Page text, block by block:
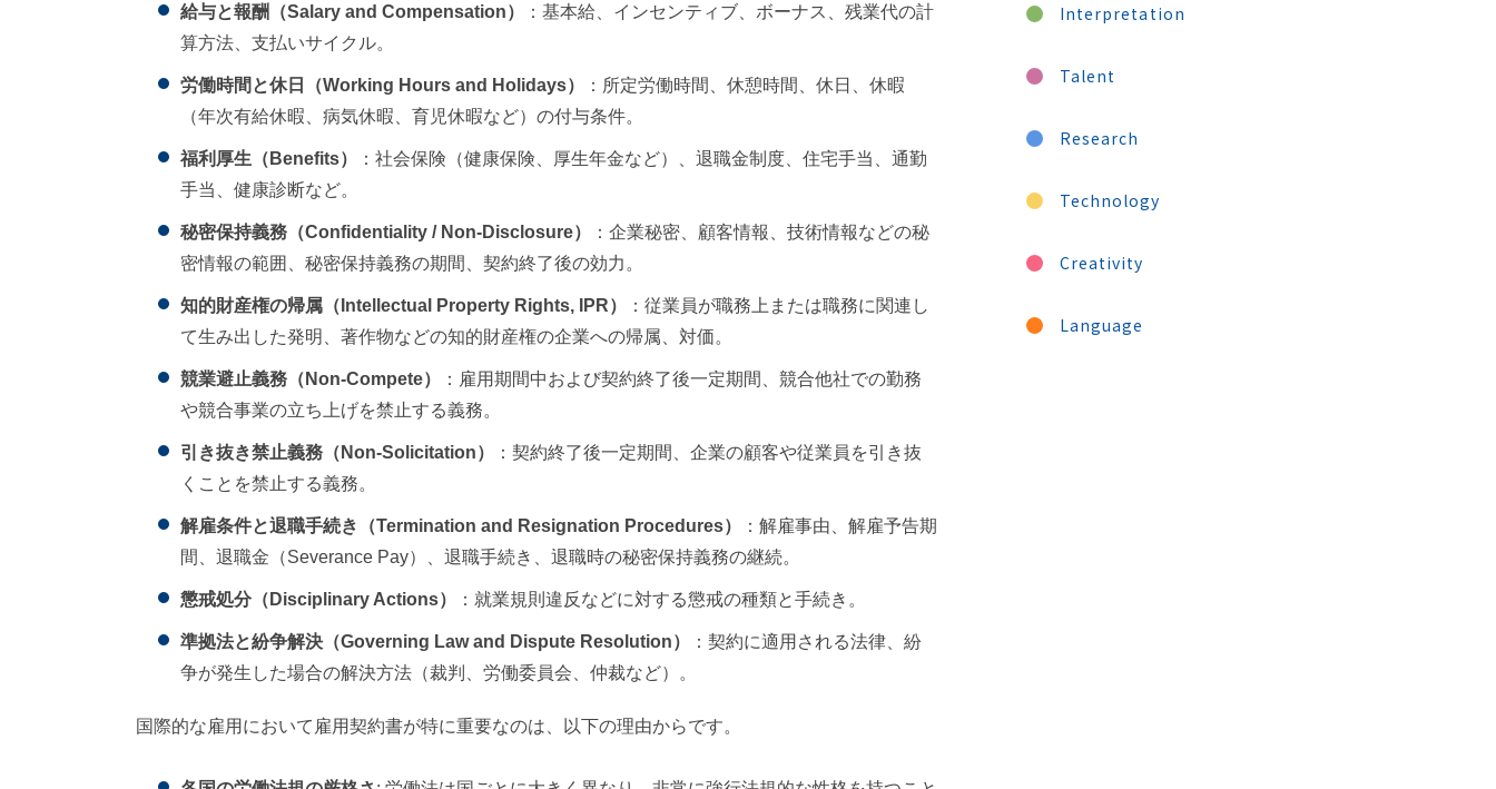
給与と報酬（Salary and Compensation）
：基本給、インセンティブ、ボーナス、残業代の計
算方法、支払いサイクル。
労働時間と休日（Working Hours and Holidays）
：所定労働時間、休憩時間、休日、休暇
（年次有給休暇、病気休暇、育児休暇など）の付与条件。
福利厚生（Benefits）
：社会保険（健康保険、厚生年金など）、退職金制度、住宅手当、通勤
手当、健康診断など。
秘密保持義務（Confidentiality / Non-Disclosure）
：企業秘密、顧客情報、技術情報などの秘
密情報の範囲、秘密保持義務の期間、契約終了後の効力。
知的財産権の帰属（Intellectual Property Rights, IPR）
：従業員が職務上または職務に関連し
て生み出した発明、著作物などの知的財産権の企業への帰属、対価。
競業避止義務（Non-Compete）
：雇用期間中および契約終了後一定期間、競合他社での勤務
や競合事業の立ち上げを禁止する義務。
引き抜き禁止義務（Non-Solicitation）
：契約終了後一定期間、企業の顧客や従業員を引き抜
くことを禁止する義務。
解雇条件と退職手続き（Termination and Resignation Procedures）
：解雇事由、解雇予告期
間、退職金（Severance Pay）、退職手続き、退職時の秘密保持義務の継続。
懲戒処分（Disciplinary Actions） ：就業規則違反などに対する懲戒の種類と手続き。
準拠法と紛争解決（Governing Law and Dispute Resolution）
：契約に適用される法律、紛
争が発生した場合の解決方法（裁判、労働委員会、仲裁など）。
国際的な雇用において雇用契約書が特に重要なのは、以下の理由からです。
Interpretation
Talent
Research
Technology
Creativity
Language